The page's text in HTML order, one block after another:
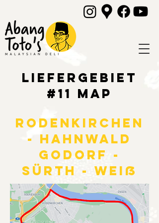
liefergebiet
#11 Map
RODENKIRCHEN
- HAHNWALD
GODORF -
SÜRTH - Weiß